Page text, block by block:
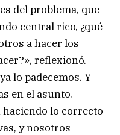
del problema, que
central rico, ¿qué
a hacer los
reflexionó.
lo padecemos. Y
en el asunto.
lo correcto
y nosotros